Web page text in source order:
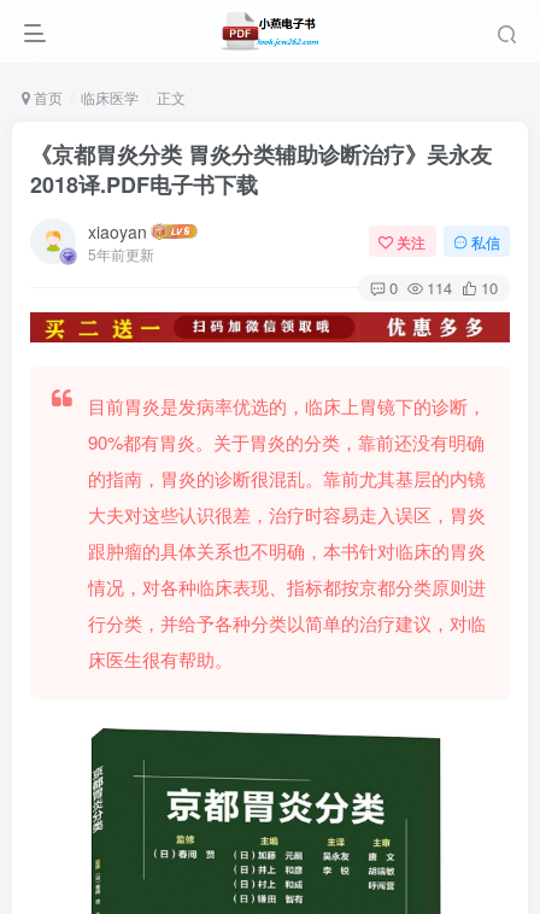
首页 临床医学 正文
《京都胃炎分类 胃炎分类辅助诊断治疗》吴永友
2018译.PDF电子书下载
xiaoyan
5年前更新
关注 私信
0 114 10
目前胃炎是发病率优选的，临床上胃镜下的诊断，
90%都有胃炎。关于胃炎的分类，靠前还没有明确
的指南，胃炎的诊断很混乱。靠前尤其基层的内镜
大夫对这些认识很差，治疗时容易走入误区，胃炎
跟肿瘤的具体关系也不明确，本书针对临床的胃炎
情况，对各种临床表现、指标都按京都分类原则进
行分类，并给予各种分类以简单的治疗建议，对临
床医生很有帮助。